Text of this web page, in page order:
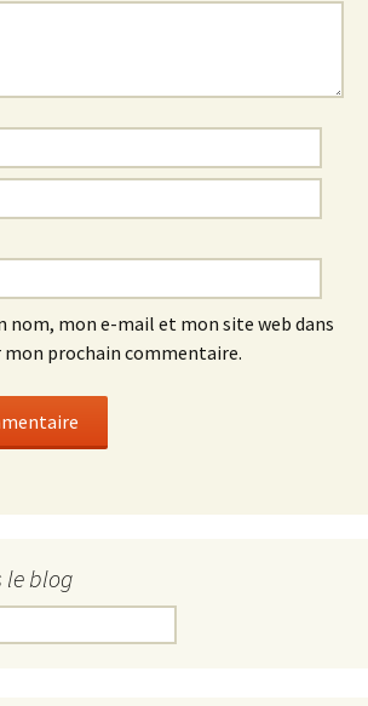
nom, mon e-mail et mon site web dans
prochain commentaire.
le blog